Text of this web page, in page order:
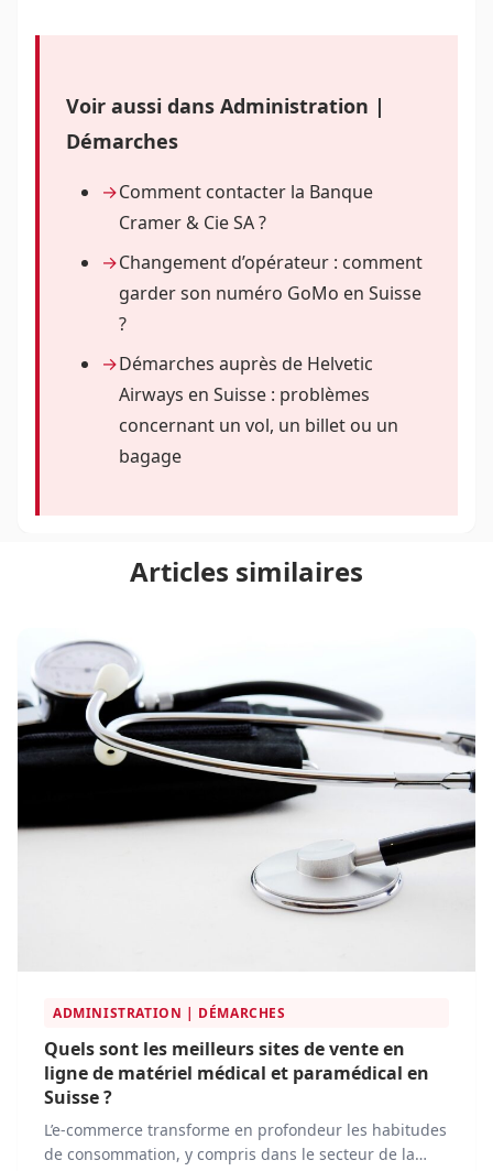
Voir aussi dans Administration |
Démarches
Comment contacter la Banque
Cramer & Cie SA ?
Changement d’opérateur : comment
garder son numéro GoMo en Suisse
?
Démarches auprès de Helvetic
Airways en Suisse : problèmes
concernant un vol, un billet ou un
bagage
Articles similaires
ADMINISTRATION | DÉMARCHES
Quels sont les meilleurs sites de vente en
ligne de matériel médical et paramédical en
Suisse ?
L’e-commerce transforme en profondeur les habitudes
de consommation, y compris dans le secteur de la